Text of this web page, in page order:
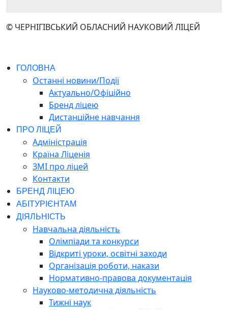
© ЧЕРНІГІВСЬКИЙ ОБЛАСНИЙ НАУКОВИЙ ЛІЦЕЙ
ГОЛОВНА
Останні новини/Події
Актуально/Офіційно
Бренд ліцею
Дистанційне навчання
ПРО ЛІЦЕЙ
Адміністрація
Країна Ліценія
ЗМІ про ліцей
Контакти
БРЕНД ЛІЦЕЮ
АБІТУРІЄНТАМ
ДІЯЛЬНІСТЬ
Навчальна діяльність
Олімпіади та конкурси
Відкриті уроки, освітні заходи
Організація роботи, накази
Нормативно-правова документація
Науково-методична діяльність
Тижні наук